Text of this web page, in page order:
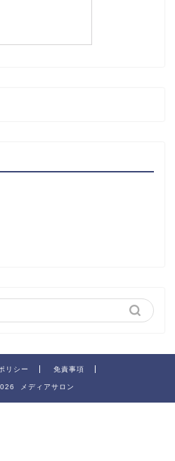
リシー 免責事項
メディアサロン